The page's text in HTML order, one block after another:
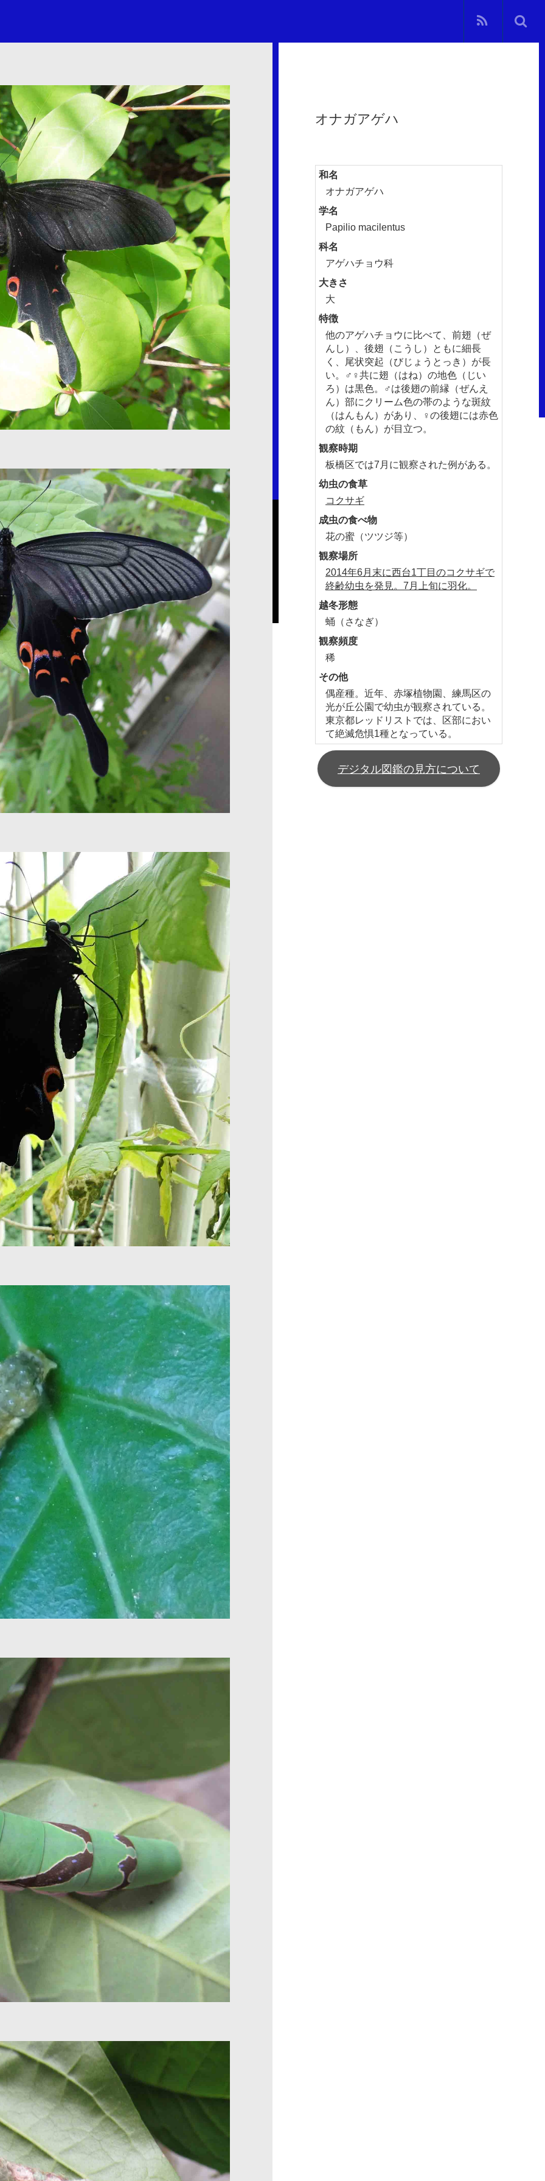
オナガアゲハ
和名
オナガアゲハ
学名
Papilio macilentus
科名
アゲハチョウ科
大きさ
大
特徴
他のアゲハチョウに比べて、前翅（ぜ
んし）、後翅（こうし）ともに細長
く、尾状突起（びじょうとっき）が長
い。♂♀共に翅（はね）の地色（じい
ろ）は黒色。♂は後翅の前縁（ぜんえ
ん）部にクリーム色の帯のような斑紋
（はんもん）があり、♀の後翅には赤色
の紋（もん）が目立つ。
観察時期
板橋区では7月に観察された例がある。
幼虫の食草
コクサギ
成虫の食べ物
花の蜜（ツツジ等）
観察場所
2014年6月末に西台1丁目のコクサギで
終齢幼虫を発見。7月上旬に羽化。
越冬形態
蛹（さなぎ）
観察頻度
稀
その他
偶産種。近年、赤塚植物園、練馬区の
光が丘公園で幼虫が観察されている。
東京都レッドリストでは、区部におい
て絶滅危惧1種となっている。
デジタル図鑑の見方について